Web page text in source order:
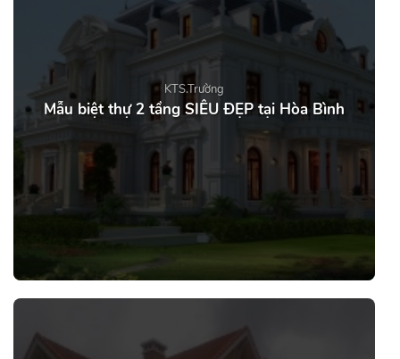
KTS.Trường
Mẫu biệt thự 2 tầng SIÊU ĐẸP tại Hòa Bình